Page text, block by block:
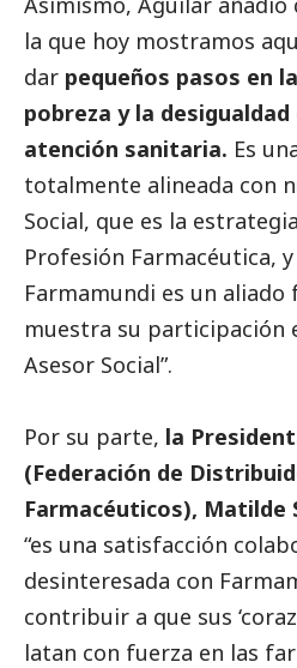
la que hoy mostramos
dar pequeños pasos en
pobreza y la desigualdad
atención sanitaria. Es
totalmente alineada con
Social, que es la
Profesión Farmacéutica,
Farmamundi es un
muestra su participación
Asesor Social”.
Por su parte, la
(Federación de
Farmacéuticos), Matilde
“es una satisfacción
desinteresada con
contribuir a que sus
latan con fuerza en las